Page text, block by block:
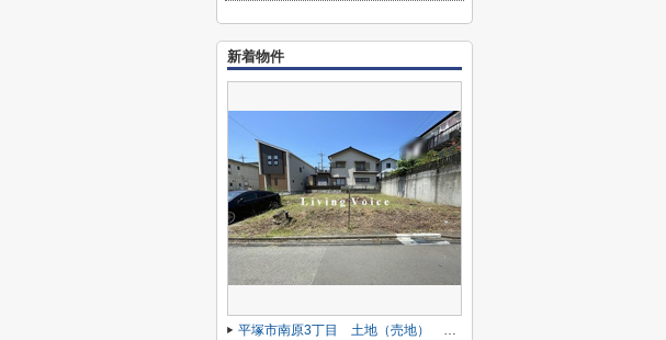
新着物件
平塚市南原3丁目 土地（売地） 建築条件なし